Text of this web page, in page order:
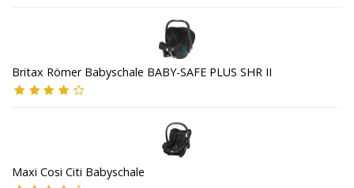
Britax Römer Babyschale BABY-SAFE PLUS SHR II
Maxi Cosi Citi Babyschale